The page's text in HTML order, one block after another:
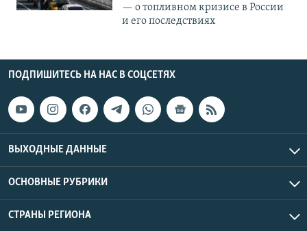
— о топливном кризисе в России
и его последствиях
ПОДПИШИТЕСЬ НА НАС В СОЦСЕТЯХ
ВЫХОДНЫЕ ДАННЫЕ
ОСНОВНЫЕ РУБРИКИ
СТРАНЫ РЕГИОНА